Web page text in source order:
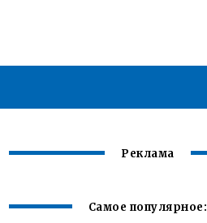
Реклама
Самое популярное: